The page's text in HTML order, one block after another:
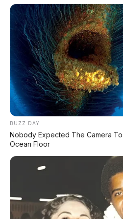
Investasi awal besar– harga
lebih mahal dari diesel
Jarak tempuh terbatas–
pulau masih perlu
Bobot lebih berat – baterai
menambah bobot signifikan
Belum semua mekanik
pelatihan khusus perawatan
🚌 Langkah Berani
untuk Klub Lain
Persija Jakarta tidak
kemenangan di
menghadirkan bus listrik
berbalut bodi Legacy
BUZZ DAY
Nobody Expected The Camera
Ocean Floor